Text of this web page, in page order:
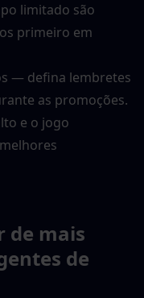
limitado são
primeiro em
— defina lembretes
as promoções.
e o jogo
de mais
de